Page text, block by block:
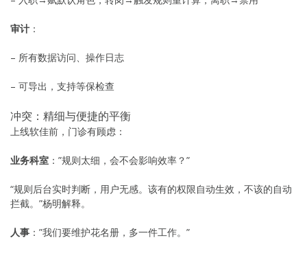
审计 ：
– 所有数据访问、操作日志
– 可导出，支持等保检查
冲突：精细与便捷的平衡
上线软佳前，门诊有顾虑：
业务科室 ：”规则太细，会不会影响效率？”
“规则后台实时判断，用户无感。该有的权限自动生效，不该的自动
拦截。”杨明解释。
人事 ：”我们要维护花名册，多一件工作。”